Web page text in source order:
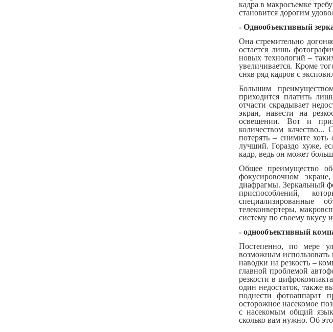
кадра в макросъемке
становится дорогим
- Однообъективный
Она стремительно
остается лишь
новых технологий –
увеличивается. Кроме
сняв ряд кадров с
Большим
приходится платить
отчасти скрадывает
экран, навести на
освещении. Вот и
количеством
потерять – снимите
лучший. Гораздо хуже,
кадр, ведь он может
Общее преимущество
фокусировочном
диафрагмы. Зеркальный
приспособлений,
специализированные
телеконвертеры,
систему по своему вкусу
- однообъективный
Постепенно, по мере
возможным использовать
наводки на резкость –
главной проблемой
резкости в
один недостаток, также
поднести фотоаппарат
осторожное насекомое
с насекомым общий
сколько вам нужно. Об